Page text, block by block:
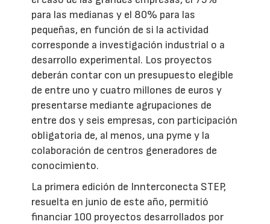
para las medianas y el 80% para las
pequeñas, en función de si la actividad
corresponde a investigación industrial o a
desarrollo experimental. Los proyectos
deberán contar con un presupuesto elegible
de entre uno y cuatro millones de euros y
presentarse mediante agrupaciones de
entre dos y seis empresas, con participación
obligatoria de, al menos, una pyme y la
colaboración de centros generadores de
conocimiento.
La primera edición de Innterconecta STEP,
resuelta en junio de este año, permitió
financiar 100 proyectos desarrollados por